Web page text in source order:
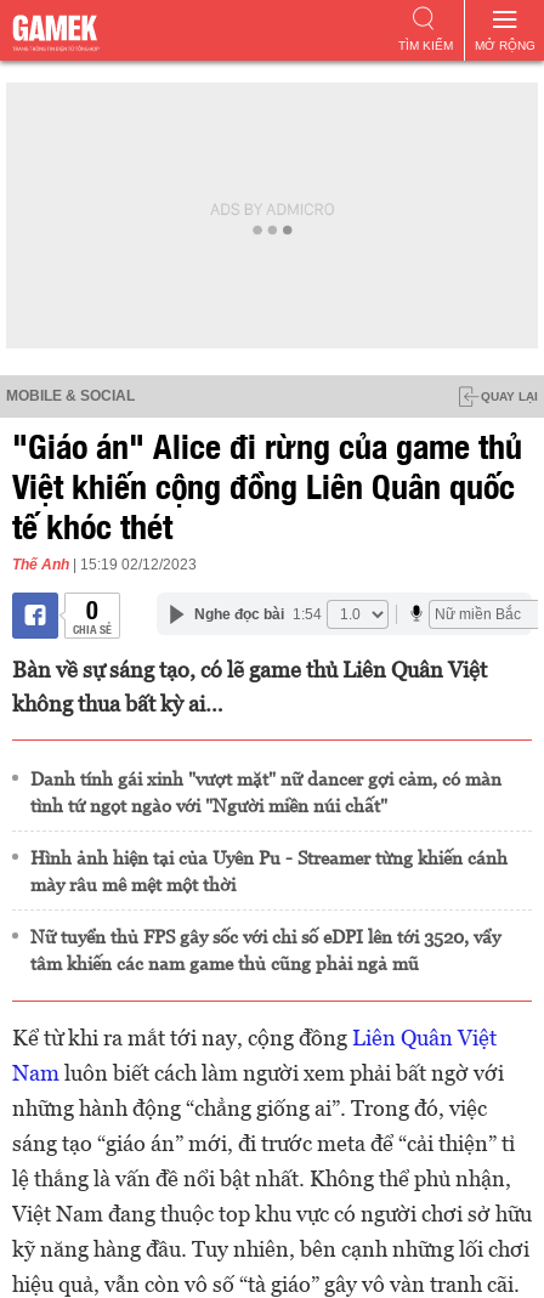
MỞ RỘNG
TÌM KIẾM
MOBILE & SOCIAL QUAY LẠI
"Giáo án" Alice đi rừng của game thủ
Việt khiến cộng đồng Liên Quân quốc
tế khóc thét
Thế Anh | 15:19 02/12/2023
0
CHIA SẺ
Nghe đọc bài 1:54
Bàn về sự sáng tạo, có lẽ game thủ Liên Quân Việt
không thua bất kỳ ai…
Danh tính gái xinh "vượt mặt" nữ dancer gợi cảm, có màn
tình tứ ngọt ngào với "Người miền núi chất"
Hình ảnh hiện tại của Uyên Pu - Streamer từng khiến cánh
mày râu mê mệt một thời
Nữ tuyển thủ FPS gây sốc với chỉ số eDPI lên tới 3520, vẩy
tâm khiến các nam game thủ cũng phải ngả mũ
Kể từ khi ra mắt tới nay, cộng đồngLiên Quân Việt
Nam luôn biết cách làm người xem phải bất ngờ với
những hành động “chẳng giống ai”. Trong đó, việc
sáng tạo “giáo án” mới, đi trước meta để “cải thiện” tỉ
lệ thắng là vấn đề nổi bật nhất. Không thể phủ nhận,
Việt Nam đang thuộc top khu vực có người chơi sở hữu
kỹ năng hàng đầu. Tuy nhiên, bên cạnh những lối chơi
hiệu quả, vẫn còn vô số “tà giáo” gây vô vàn tranh cãi.